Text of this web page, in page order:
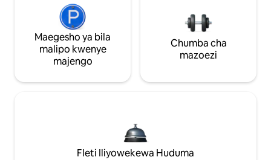
Maegesho ya bila
malipo kwenye
majengo
Chumba cha
mazoezi
Fleti Iliyowekewa Huduma